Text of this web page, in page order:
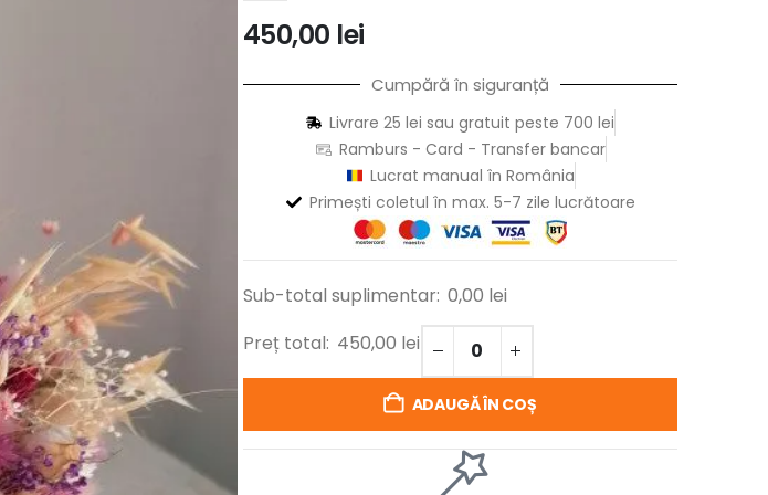
450,00 lei
Cumpără în siguranță
Livrare 25 lei sau gratuit peste 700 lei
Ramburs - Card - Transfer bancar
Lucrat manual în România
Primești coletul în max. 5-7 zile lucrătoare
Sub-total suplimentar: 0,00 lei
Preț total: 450,00 lei
ADAUGĂ ÎN COȘ